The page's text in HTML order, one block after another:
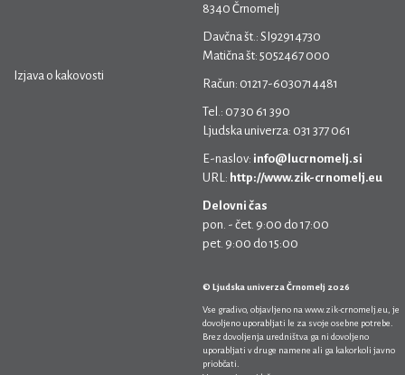
Izjava o kakovosti
8340 Črnomelj
Davčna št.: SI92914730
Matična št: 5052467 000
Račun: 01217-6030714481
Tel.: 07 30 61 390
Ljudska univerza: 031 377 061
E-naslov: info@lucrnomelj.si
URL: http://www.zik-crnomelj.eu
Delovni čas
pon. - čet. 9:00 do 17:00
pet. 9:00 do 15:00
© Ljudska univerza Črnomelj 2026
Vse gradivo, objavljeno nawww.zik-crnomelj.eu, je
dovoljeno uporabljati le za svoje osebne potrebe.
Brez dovoljenja uredništva ga ni dovoljeno
uporabljati v druge namene ali ga kakorkoli javno
priobčati.